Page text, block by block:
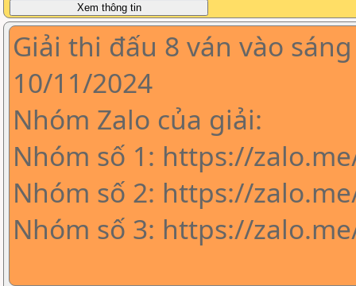
Giải thi đấu 8 ván vào
10/11/2024
Nhóm Zalo của giải:
Nhóm số 1: https://
Nhóm số 2: https://
Nhóm số 3: https://